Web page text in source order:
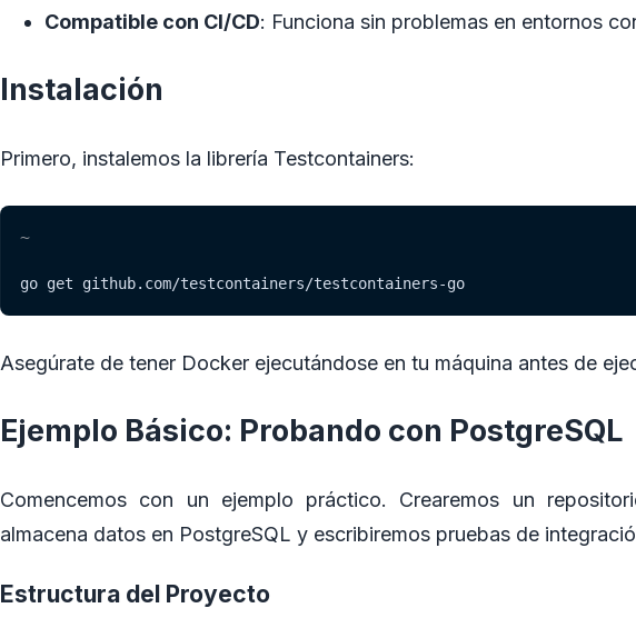
Compatible con CI/CD: Funciona sin problemas en entornos
Instalación
Primero, instalemos la librería Testcontainers:
~
go get github.com/testcontainers/testcontainers-go
Asegúrate de tener Docker ejecutándose en tu máquina antes de
Ejemplo Básico: Probando con PostgreSQL
Comencemos con un ejemplo práctico. Crearemos un
almacena datos en PostgreSQL y escribiremos pruebas de
Estructura del Proyecto